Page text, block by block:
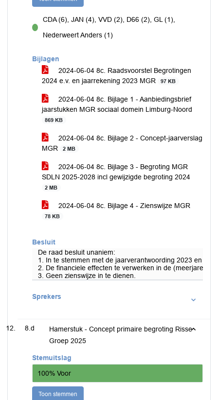
voor
CDA (6), JAN (4), VVD (2), D66 (2), GL (1),
Nederweert Anders (1)
Bijlagen
2024-06-04 8c. Raadsvoorstel Begrotingen
2024 e.v. en jaarrekening 2023 MGR
97 KB
2024-06-04 8c. Bijlage 1 - Aanbiedingsbrief
jaarstukken MGR sociaal domein Limburg-Noord
869 KB
2024-06-04 8c. Bijlage 2 - Concept-jaarverslag
MGR
2 MB
2024-06-04 8c. Bijlage 3 - Begroting MGR
SDLN 2025-2028 incl gewijzigde begroting 2024
2 MB
2024-06-04 8c. Bijlage 4 - Zienswijze MGR
78 KB
Besluit
De raad besluit unaniem:
1. In te stemmen met de jaarverantwoording 2023 en de
2. De financiele effecten te verwerken in de
3. Geen zienswijze in te dienen.
Sprekers
8.d
Hamerstuk - Concept primaire begroting Risse
Groep 2025
Stemuitslag
100% Voor
Toon stemmen